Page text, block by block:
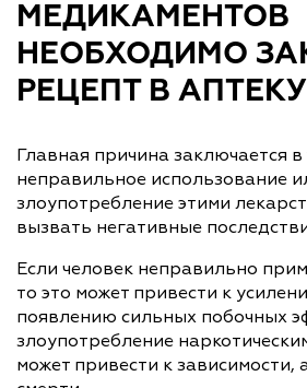
МЕДИКАМЕНТОВ
НЕОБХОДИМО
РЕЦЕПТ В
Главная причина заключается в
неправильное использование
злоупотребление этими
вызвать негативные
Если человек неправильно
то это может привести к
появлению сильных побочных
злоупотребление
может привести к зависимости,